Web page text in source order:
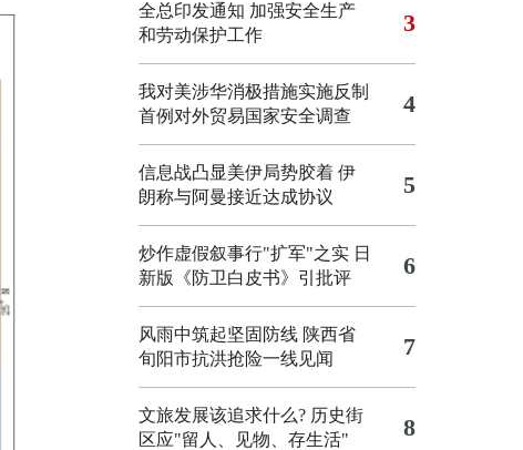
全总印发通知 加强安全生产
和劳动保护工作
3
我对美涉华消极措施实施反制
首例对外贸易国家安全调查
4
信息战凸显美伊局势胶着 伊
朗称与阿曼接近达成协议
5
炒作虚假叙事行"扩军"之实 日
新版《防卫白皮书》引批评
6
风雨中筑起坚固防线 陕西省
旬阳市抗洪抢险一线见闻
7
文旅发展该追求什么? 历史街
区应"留人、见物、存生活"
8